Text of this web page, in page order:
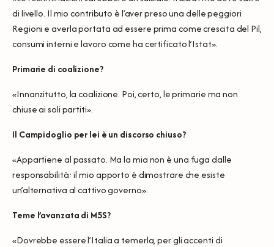
di livello. Il mio contributo è l’aver preso una delle peggiori
Regioni e averla portata ad essere prima come crescita del Pil,
consumi interni e lavoro come ha certificato l’Istat».
Primarie di coalizione?
«Innanzitutto, la coalizione. Poi, certo, le primarie ma non
chiuse ai soli partiti».
Il Campidoglio per lei è un discorso chiuso?
«Appartiene al passato. Ma la mia non è una fuga dalle
responsabilità: il mio apporto è dimostrare che esiste
un’alternativa al cattivo governo».
Teme l’avanzata di M5S?
«Dovrebbe essere l’Italia a temerla, per gli accenti di